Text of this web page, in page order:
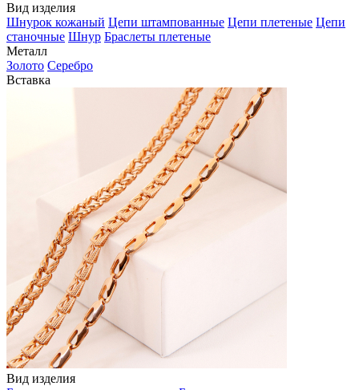
Вид изделия
Шнурок кожаный Цепи штампованные Цепи плетеные Цепи
станочные Шнур Браслеты плетеные
Металл
Золото Серебро
Вставка
Вид изделия